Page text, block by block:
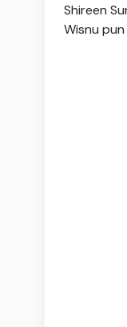
Shireen
Wisnu